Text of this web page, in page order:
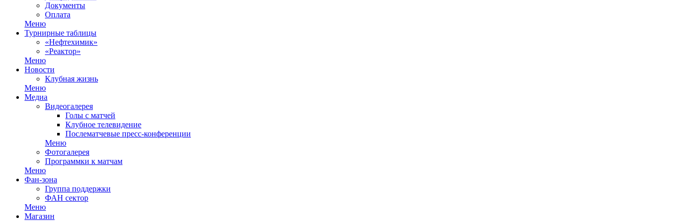
Документы
Оплата
Меню
Турнирные таблицы
«Нефтехимик»
«Реактор»
Меню
Новости
Клубная жизнь
Меню
Медиа
Видеогалерея
Голы с матчей
Клубное телевидение
Послематчевые пресс-конференции
Меню
Фотогалерея
Программки к матчам
Меню
Фан-зона
Группа поддержки
ФАН сектор
Меню
Магазин